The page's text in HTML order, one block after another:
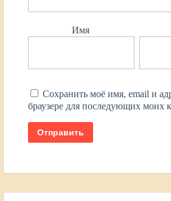
Имя
Сохранить моё имя, email и
браузере для последующих моих